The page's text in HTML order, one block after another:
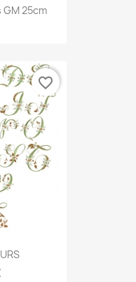
25cm
favorite_border